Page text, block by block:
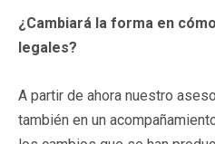
¿Cambiará la forma en
legales?
A partir de ahora nuestro
también en un